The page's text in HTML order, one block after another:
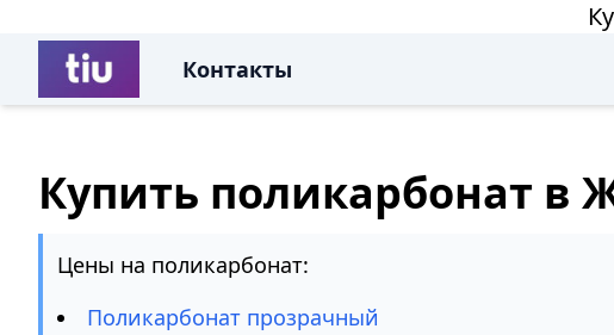
Контакты
Купить поликарбонат в
Цены на поликарбонат:
Поликарбонат прозрачный